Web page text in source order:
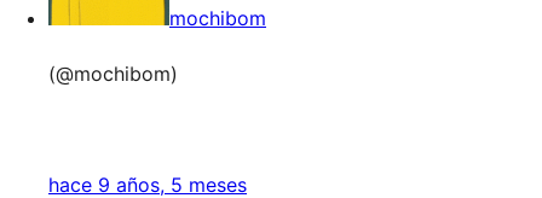
mochibom
(@mochibom)
hace 9 años, 5 meses